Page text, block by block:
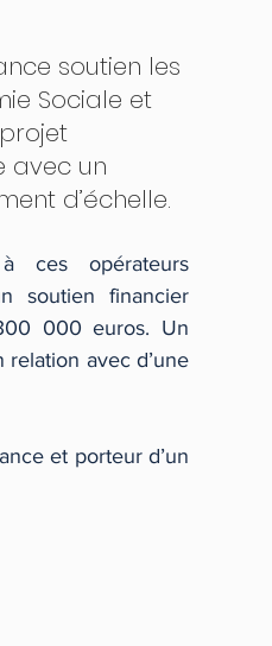
soutien les
Sociale et
avec un
d’échelle.
ces opérateurs
soutien financier
000 euros. Un
avec d’une
et porteur d’un